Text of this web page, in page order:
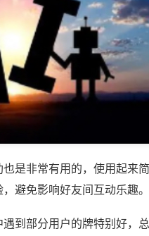
是非常有用的，使用起来
避免影响好友间互动乐趣。
到部分用户的牌特别好，